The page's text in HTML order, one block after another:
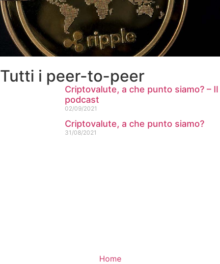
Tutti i peer-to-peer
Criptovalute, a che punto siamo? – Il
podcast
02/09/2021
Criptovalute, a che punto siamo?
31/08/2021
Home